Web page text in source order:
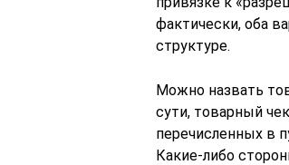
фактически, оба
структуре.
Можно назвать
сути, товарный
перечисленных в
Какие-либо